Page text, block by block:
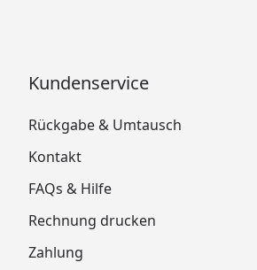
Kundenservice
Rückgabe & Umtausch
Kontakt
FAQs & Hilfe
Rechnung drucken
Zahlung